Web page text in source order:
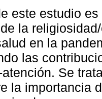
este estudio
la
en la
las
Se
la importancia